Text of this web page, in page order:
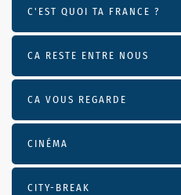
C'EST QUOI TA FRANCE ?
CA RESTE ENTRE NOUS
CA VOUS REGARDE
CINÉMA
CITY-BREAK